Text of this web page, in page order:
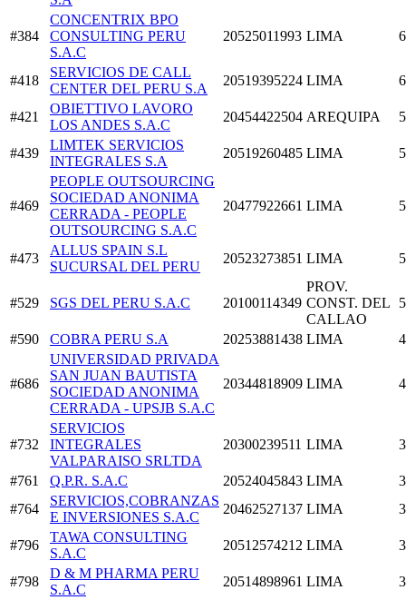
#384
CONCENTRIX BPO
CONSULTING PERU
S.A.C
20525011993 LIMA
#418
SERVICIOS DE CALL
CENTER DEL PERU S.A
20519395224 LIMA
#421
OBIETTIVO LAVORO
LOS ANDES S.A.C
20454422504 AREQUIPA
#439
LIMTEK SERVICIOS
INTEGRALES S.A
20519260485 LIMA
#469
PEOPLE OUTSOURCING
SOCIEDAD ANONIMA
CERRADA - PEOPLE
OUTSOURCING S.A.C
20477922661 LIMA
#473
ALLUS SPAIN S.L
SUCURSAL DEL PERU
20523273851 LIMA
#529 SGS DEL PERU S.A.C 20100114349
PROV.
CONST. DEL
CALLAO
#590 COBRA PERU S.A 20253881438 LIMA
#686
UNIVERSIDAD PRIVADA
SAN JUAN BAUTISTA
SOCIEDAD ANONIMA
CERRADA - UPSJB S.A.C
20344818909 LIMA
#732
SERVICIOS
INTEGRALES
VALPARAISO SRLTDA
20300239511 LIMA
#761 Q.P.R. S.A.C 20524045843 LIMA
#764
SERVICIOS,COBRANZAS
E INVERSIONES S.A.C
20462527137 LIMA
#796
TAWA CONSULTING
S.A.C
20512574212 LIMA
#798
D & M PHARMA PERU
S.A.C
20514898961 LIMA